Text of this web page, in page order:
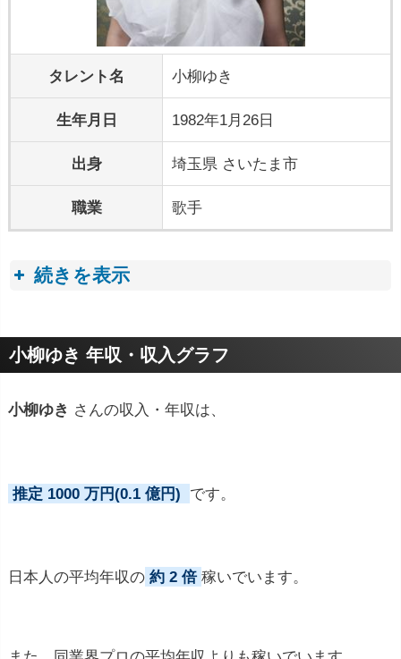
タレント名 小柳ゆき
生年月日 1982年1月26日
出身 埼玉県 さいたま市
職業 歌手
続きを表示
プロフィールトピック
小柳ゆき 年収・収入グラフ
小柳ゆき さんの収入・年収は、
推定 1000 万円(0.1 億円) です。
日本人の平均年収の 約 2 倍 稼いでいます。